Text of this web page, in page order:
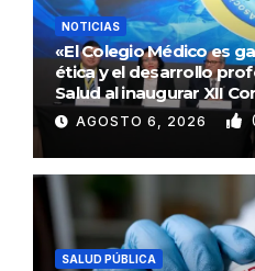
NOTICIAS
«El Colegio Médico es
ética y el desarrollo
Salud al inaugurar XII
AGOSTO 6, 2026
SALUD PÚBLICA